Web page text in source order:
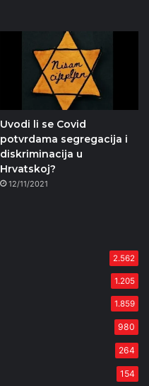
Uvodi li se Covid
potvrdama segregacija i
diskriminacija u
Hrvatskoj?
12/11/2021
2.562
1.205
1.859
980
264
154